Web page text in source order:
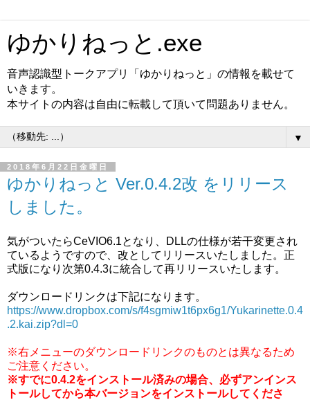
ゆかりねっと.exe
音声認識型トークアプリ「ゆかりねっと」の情報を載せて
いきます。
本サイトの内容は自由に転載して頂いて問題ありません。
▼
2018年6月22日金曜日
ゆかりねっと Ver.0.4.2改 をリリース
しました。
気がついたらCeVIO6.1となり、DLLの仕様が若干変更され
ているようですので、改としてリリースいたしました。正
式版になり次第0.4.3に統合して再リリースいたします。
ダウンロードリンクは下記になります。
https://www.dropbox.com/s/f4sgmiw1t6px6g1/Yukarinette.0.4
.2.kai.zip?dl=0
※右メニューのダウンロードリンクのものとは異なるため
ご注意ください。
※すでに0.4.2をインストール済みの場合、必ずアンインス
トールしてから本バージョンをインストールしてくださ